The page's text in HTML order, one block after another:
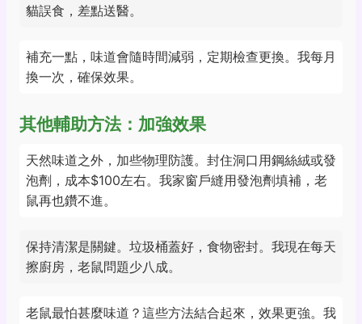
貓誤食，差點送醫。
補充一點，味道會隨時間減弱，定期檢查更換。我每月
換一次，確保效果。
其他輔助方法：加強效果
天然味道之外，加些物理防護。封住洞口用鋼絲絨或發
泡劑，成本$100左右。我家窗戶縫用發泡劑填補，老
鼠再也鑽不進。
保持清潔是關鍵。垃圾桶蓋好，食物密封。我現在每天
擦廚房，老鼠問題少八成。
老鼠最怕甚麼味道？這些方法結合起來，效果更強。我